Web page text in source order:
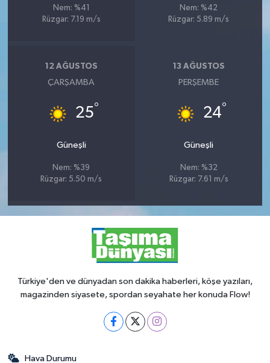
Nem: %41
Rüzgar: 7.19 m/s
Nem: %42
Rüzgar: 5.89 m/s
12 AĞUSTOS
ÇARŞAMBA
25°
Güneşli
Nem: %39
Rüzgar: 5.50 m/s
13 AĞUSTOS
PERŞEMBE
24°
Güneşli
Nem: %32
Rüzgar: 7.61 m/s
Türkiye'den ve dünyadan son dakika haberleri, köşe yazıları,
magazinden siyasete, spordan seyahate her konuda Flow!
Hava Durumu